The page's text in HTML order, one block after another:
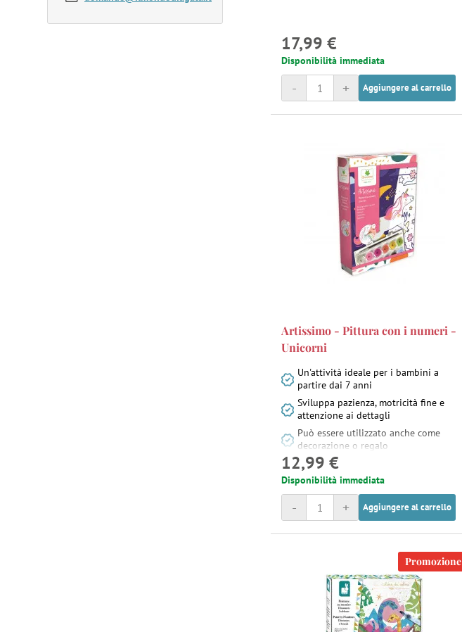
17,99 €
Disponibilità immediata
+
- Aggiungere al carrello
Artissimo - Pittura con i numeri -
Unicorni
Un'attività ideale per i bambini a
partire dai 7 anni
Sviluppa pazienza, motricità fine e
attenzione ai dettagli
Può essere utilizzato anche come
decorazione o regalo
12,99 €
Disponibilità immediata
+
- Aggiungere al carrello
Promozione